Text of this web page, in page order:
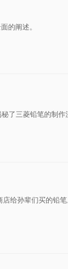
的阐述。
了三菱铅笔的制作
给孙辈们买的铅笔